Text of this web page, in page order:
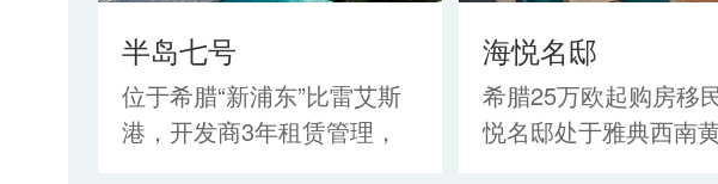
半岛七号
位于希腊“新浦东”比雷艾斯
港，开发商3年租赁管理，
海悦名邸
希腊25万欧起购房移
悦名邸处于雅典西南